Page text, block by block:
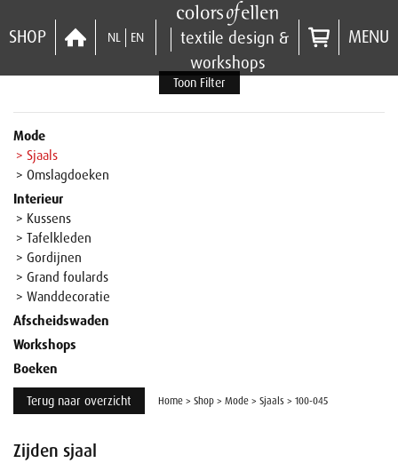
SHOP NL EN
textile design &
workshops
MENU
Toon Filter
Mode
> Sjaals
> Omslagdoeken
Interieur
> Kussens
> Tafelkleden
> Gordijnen
> Grand foulards
> Wanddecoratie
Afscheidswaden
Workshops
Boeken
Terug naar overzicht Home > Shop > Mode > Sjaals > 100-045
Zijden sjaal